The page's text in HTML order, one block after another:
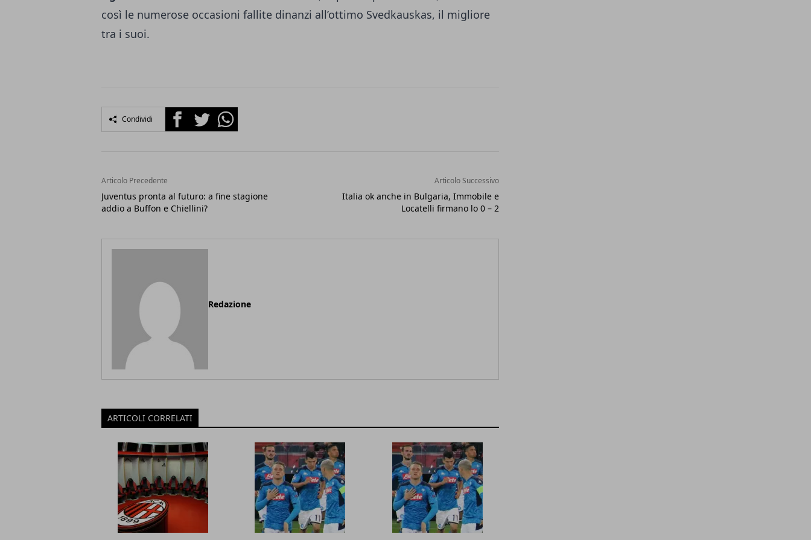
così le numerose occasioni fallite dinanzi all’ottimo Svedkauskas, il migliore
tra i suoi.
Condividi FacebookTwitterWhatsapp
Articolo Precedente
Juventus pronta al futuro: a fine stagione
addio a Buffon e Chiellini?
Articolo Successivo
Italia ok anche in Bulgaria, Immobile e
Locatelli firmano lo 0 – 2
Redazione
ARTICOLI CORRELATI